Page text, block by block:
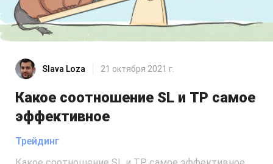
Slava Loza 21 октября 2021 г.
Какое соотношение SL и TP самое
эффективное
Трейдинг